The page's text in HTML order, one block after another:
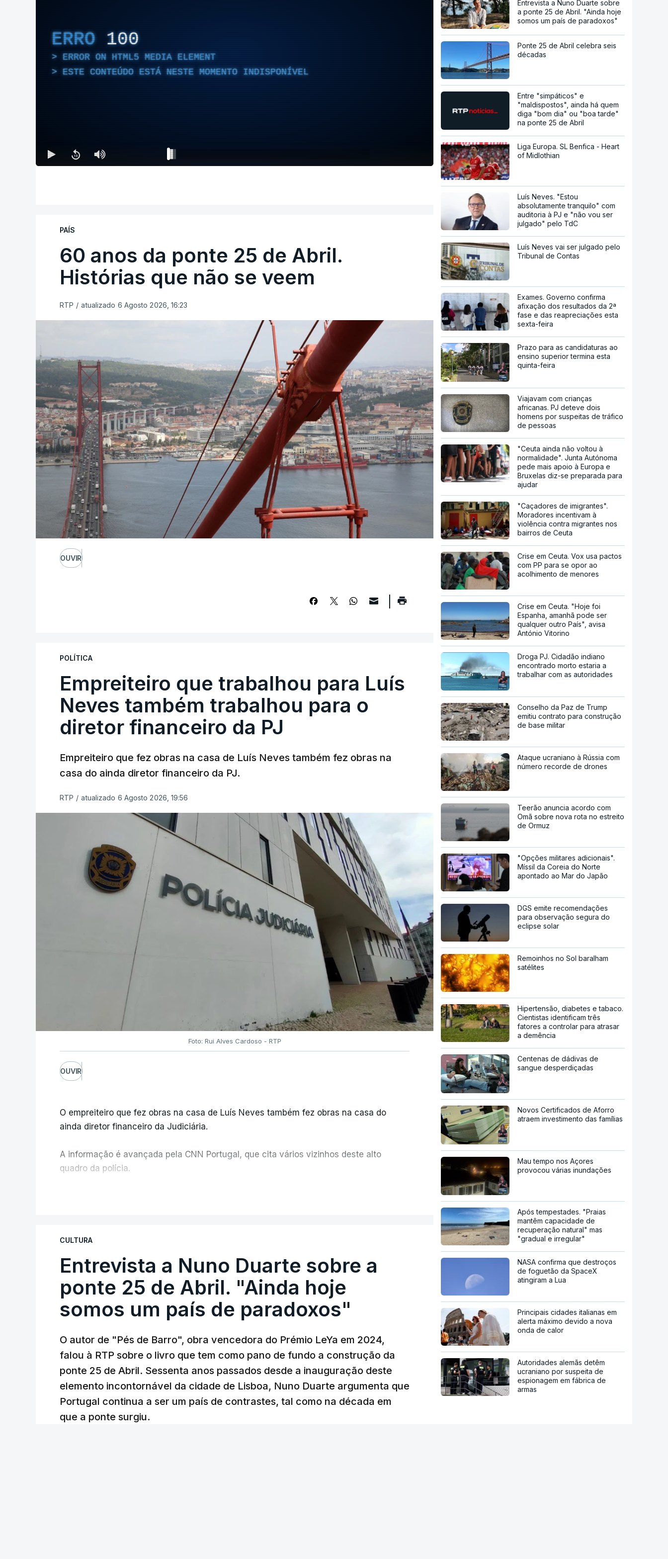
ERRO 100
ERROR ON HTML5 MEDIA ELEMENT
ESTE CONTEÚDO ESTÁ NESTE MOMENTO INDISPONÍVEL
PAÍS
60 anos da ponte 25 de Abril.
Histórias que não se veem
RTP / atualizado 6 Agosto 2026, 16:23
OUVIR
POLÍTICA
Empreiteiro que trabalhou para Luís
Neves também trabalhou para o
diretor financeiro da PJ
Empreiteiro que fez obras na casa de Luís Neves também fez obras na
casa do ainda diretor financeiro da PJ.
RTP / atualizado 6 Agosto 2026, 19:56
Foto: Rui Alves Cardoso - RTP
OUVIR
O empreiteiro que fez obras na casa de Luís Neves também fez obras na casa do
ainda diretor financeiro da Judiciária.
A informação é avançada pela CNN Portugal, que cita vários vizinhos deste alto
quadro da polícia.
CULTURA
Entrevista a Nuno Duarte sobre a
ponte 25 de Abril. "Ainda hoje
somos um país de paradoxos"
O autor de "Pés de Barro", obra vencedora do Prémio LeYa em 2024,
falou à RTP sobre o livro que tem como pano de fundo a construção da
ponte 25 de Abril. Sessenta anos passados desde a inauguração deste
elemento incontornável da cidade de Lisboa, Nuno Duarte argumenta que
Portugal continua a ser um país de contrastes, tal como na década em
que a ponte surgiu.
Entrevista a Nuno Duarte sobre
a ponte 25 de Abril. "Ainda hoje
somos um país de paradoxos"
Ponte 25 de Abril celebra seis
décadas
Entre "simpáticos" e
"maldispostos", ainda há quem
diga "bom dia" ou "boa tarde"
na ponte 25 de Abril
Liga Europa. SL Benfica - Heart
of Midlothian
Luís Neves. "Estou
absolutamente tranquilo" com
auditoria à PJ e "não vou ser
julgado" pelo TdC
Luís Neves vai ser julgado pelo
Tribunal de Contas
Exames. Governo confirma
afixação dos resultados da 2ª
fase e das reapreciações esta
sexta-feira
Prazo para as candidaturas ao
ensino superior termina esta
quinta-feira
Viajavam com crianças
africanas. PJ deteve dois
homens por suspeitas de tráfico
de pessoas
"Ceuta ainda não voltou à
normalidade". Junta Autónoma
pede mais apoio à Europa e
Bruxelas diz-se preparada para
ajudar
"Caçadores de imigrantes".
Moradores incentivam à
violência contra migrantes nos
bairros de Ceuta
Crise em Ceuta. Vox usa pactos
com PP para se opor ao
acolhimento de menores
Crise em Ceuta. "Hoje foi
Espanha, amanhã pode ser
qualquer outro País", avisa
António Vitorino
Droga PJ. Cidadão indiano
encontrado morto estaria a
trabalhar com as autoridades
Conselho da Paz de Trump
emitiu contrato para construção
de base militar
Ataque ucraniano à Rússia com
número recorde de drones
Teerão anuncia acordo com
Omã sobre nova rota no estreito
de Ormuz
"Opções militares adicionais".
Míssil da Coreia do Norte
apontado ao Mar do Japão
DGS emite recomendações
para observação segura do
eclipse solar
Remoinhos no Sol baralham
satélites
Hipertensão, diabetes e tabaco.
Cientistas identificam três
fatores a controlar para atrasar
a demência
Centenas de dádivas de
sangue desperdiçadas
Novos Certificados de Aforro
atraem investimento das famílias
Mau tempo nos Açores
provocou várias inundações
Após tempestades. "Praias
mantêm capacidade de
recuperação natural" mas
"gradual e irregular"
NASA confirma que destroços
de foguetão da SpaceX
atingiram a Lua
Principais cidades italianas em
alerta máximo devido a nova
onda de calor
Autoridades alemãs detêm
ucraniano por suspeita de
espionagem em fábrica de
armas